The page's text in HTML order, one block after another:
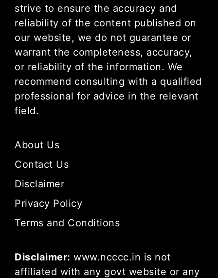
strive to ensure the accuracy and
reliability of the content published on
our website, we do not guarantee or
warrant the completeness, accuracy,
or reliability of the information. We
recommend consulting with a qualified
professional for advice in the relevant
field.
About Us
Contact Us
Disclaimer
Privacy Policy
Terms and Conditions
Disclaimer: www.ncccc.in is not
affiliated with any govt website or any